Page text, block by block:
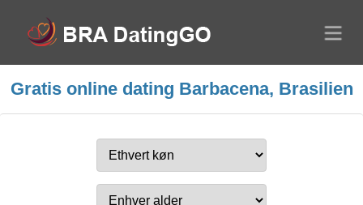
Gratis online dating Barbacena, Brasilien